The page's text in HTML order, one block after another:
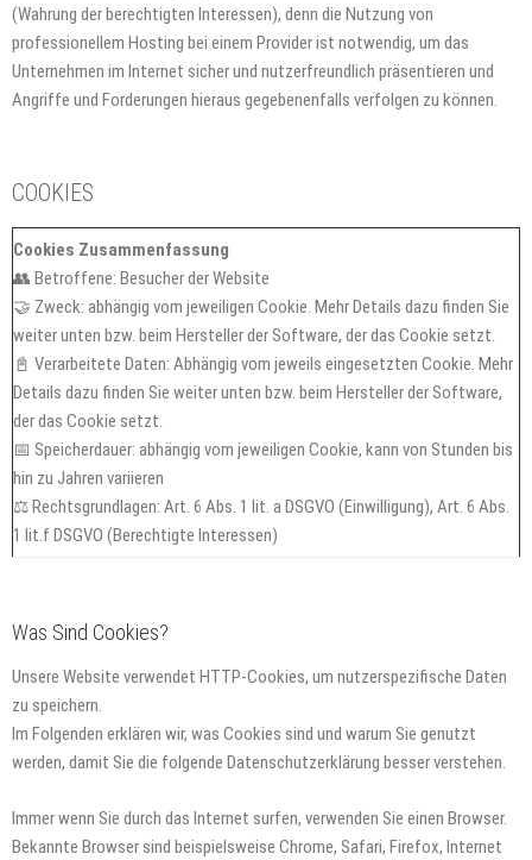
(Wahrung der berechtigten Interessen), denn die Nutzung von
professionellem Hosting bei einem Provider ist notwendig, um das
Unternehmen im Internet sicher und nutzerfreundlich präsentieren und
Angriffe und Forderungen hieraus gegebenenfalls verfolgen zu können.
COOKIES
Cookies Zusammenfassung
👥 Betroffene: Besucher der Website
🤝 Zweck: abhängig vom jeweiligen Cookie. Mehr Details dazu finden Sie
weiter unten bzw. beim Hersteller der Software, der das Cookie setzt.
📓 Verarbeitete Daten: Abhängig vom jeweils eingesetzten Cookie. Mehr
Details dazu finden Sie weiter unten bzw. beim Hersteller der Software,
der das Cookie setzt.
📅 Speicherdauer: abhängig vom jeweiligen Cookie, kann von Stunden bis
hin zu Jahren variieren
⚖️ Rechtsgrundlagen: Art. 6 Abs. 1 lit. a DSGVO (Einwilligung), Art. 6 Abs.
1 lit.f DSGVO (Berechtigte Interessen)
Was Sind Cookies?
Unsere Website verwendet HTTP-Cookies, um nutzerspezifische Daten
zu speichern.
Im Folgenden erklären wir, was Cookies sind und warum Sie genutzt
werden, damit Sie die folgende Datenschutzerklärung besser verstehen.
Immer wenn Sie durch das Internet surfen, verwenden Sie einen Browser.
Bekannte Browser sind beispielsweise Chrome, Safari, Firefox, Internet